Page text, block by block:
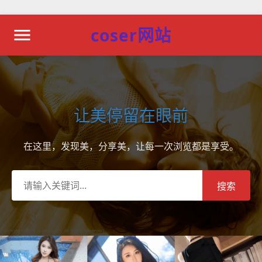
coser网站
让美停留在眼前
在这里，发现美，分享美，让每一次浏览都是享受。
搜索